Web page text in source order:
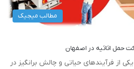
مطالب میجیک
حمل اثاثیه در اصفهان
از فرآیندهای حیاتی و چالش ‌برانگیز در